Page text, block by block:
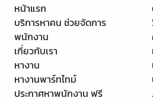
หน้าแรก
บริการหาคน ช่วยจัดการ
พนักงาน
เกี่ยวกับเรา
หางาน
หางานพาร์ทไทม์
ประกาศหาพนักงาน ฟรี